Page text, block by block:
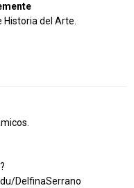
del Arte.
DelfinaSerrano